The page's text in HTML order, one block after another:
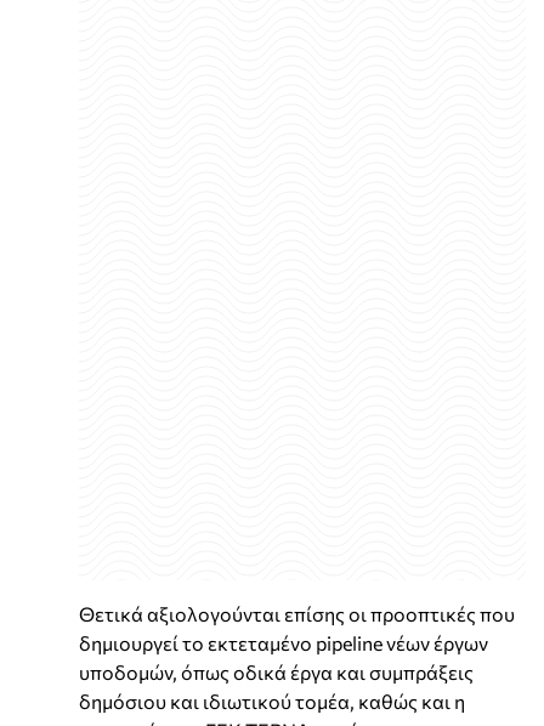
Θετικά αξιολογούνται επίσης οι προοπτικές που
δημιουργεί το εκτεταμένο pipeline νέων έργων
υποδομών, όπως οδικά έργα και συμπράξεις
δημόσιου και ιδιωτικού τομέα, καθώς και η